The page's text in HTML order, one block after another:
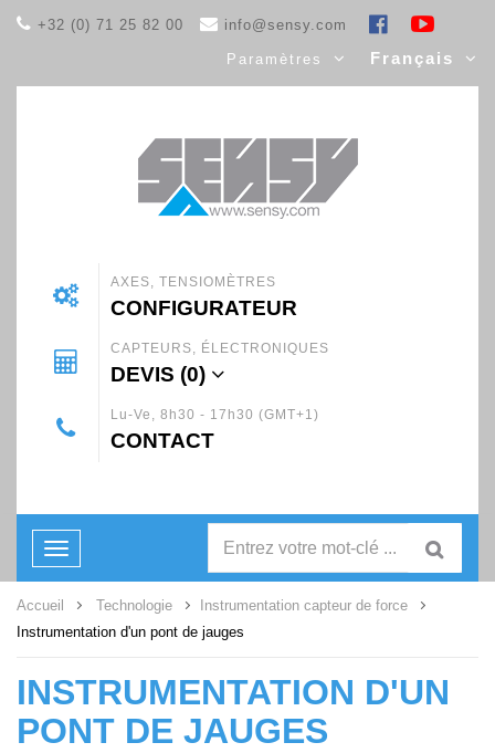
+32 (0) 71 25 82 00 info@sensy.com
Paramètres Français
AXES, TENSIOMÈTRES
CONFIGURATEUR
CAPTEURS, ÉLECTRONIQUES
DEVIS (0)
Lu-Ve, 8h30 - 17h30 (GMT+1)
CONTACT
Toggle
navigation
Accueil Technologie
Instrumentation capteur de force
Instrumentation d'un pont de jauges
INSTRUMENTATION D'UN
PONT DE JAUGES